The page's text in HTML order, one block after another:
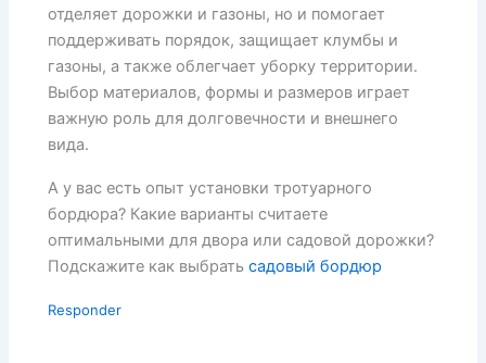
отделяет дорожки и газоны, но и помогает
поддерживать порядок, защищает клумбы и
газоны, а также облегчает уборку территории.
Выбор материалов, формы и размеров играет
важную роль для долговечности и внешнего
вида.
А у вас есть опыт установки тротуарного
бордюра? Какие варианты считаете
оптимальными для двора или садовой дорожки?
Подскажите как выбратьсадовый бордюр
Responder